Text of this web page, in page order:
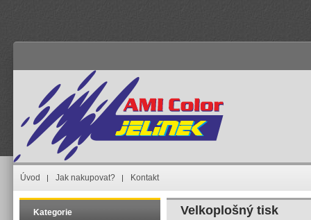
Úvod Jak nakupovat? Kontakt
Kategorie Velkoplošný tisk